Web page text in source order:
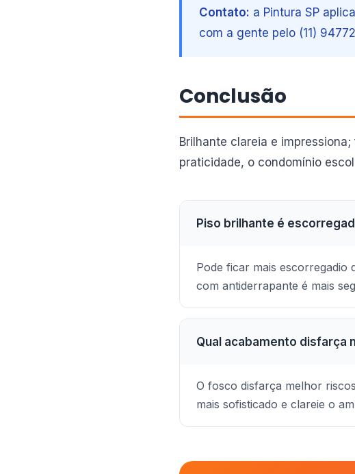
Contato: a Pintura SP
com a gente pelo (11)
Conclusão
Brilhante clareia e
praticidade, o condomínio
Piso brilhante é
Pode ficar mais escorregadio
com antiderrapante é mais
Qual acabamento disfarça
O fosco disfarça melhor
mais sofisticado e clareie o